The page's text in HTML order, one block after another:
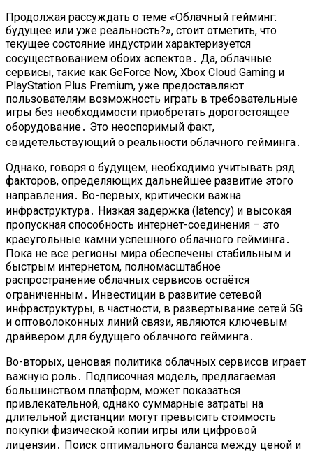
Продолжая рассуждать о теме «Облачный гейминг:
будущее или уже реальность?», стоит отметить, что
текущее состояние индустрии характеризуется
сосуществованием обоих аспектов․ Да, облачные
сервисы, такие как GeForce Now, Xbox Cloud Gaming и
PlayStation Plus Premium, уже предоставляют
пользователям возможность играть в требовательные
игры без необходимости приобретать дорогостоящее
оборудование․ Это неоспоримый факт,
свидетельствующий о реальности облачного гейминга․
Однако, говоря о будущем, необходимо учитывать ряд
факторов, определяющих дальнейшее развитие этого
направления․ Во-первых, критически важна
инфраструктура․ Низкая задержка (latency) и высокая
пропускная способность интернет-соединения – это
краеугольные камни успешного облачного гейминга․
Пока не все регионы мира обеспечены стабильным и
быстрым интернетом, полномасштабное
распространение облачных сервисов остаётся
ограниченным․ Инвестиции в развитие сетевой
инфраструктуры, в частности, в развертывание сетей 5G
и оптоволоконных линий связи, являются ключевым
драйвером для будущего облачного гейминга․
Во-вторых, ценовая политика облачных сервисов играет
важную роль․ Подписочная модель, предлагаемая
большинством платформ, может показаться
привлекательной, однако суммарные затраты на
длительной дистанции могут превысить стоимость
покупки физической копии игры или цифровой
лицензии․ Поиск оптимального баланса между ценой и